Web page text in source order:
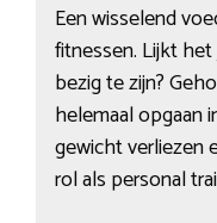
Een wisselend
fitnessen. Lijkt
bezig te zijn?
helemaal opgaan
gewicht verliezen
rol als personal